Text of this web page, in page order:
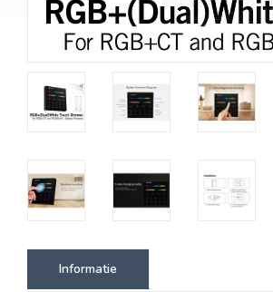
Informatie